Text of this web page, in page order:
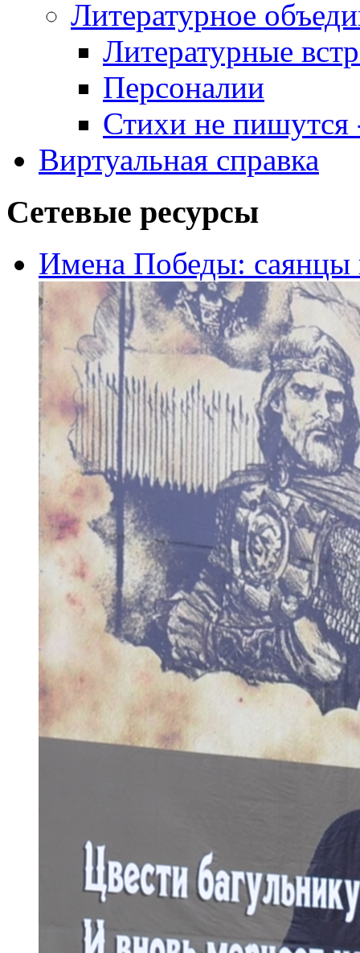
Литературное
Литературные
Персоналии
Стихи не пишутся
Виртуальная справка
Сетевые ресурсы
Имена Победы: саянцы